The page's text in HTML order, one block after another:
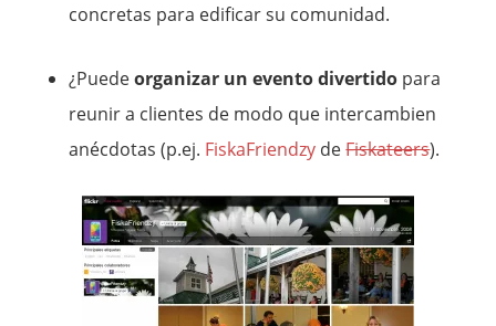
concretas para edificar su comunidad.
¿Puedeorganizar un evento divertido para
reunir a clientes de modo que intercambien
anécdotas (p.ej. FiskaFriendzy deFiskateers).